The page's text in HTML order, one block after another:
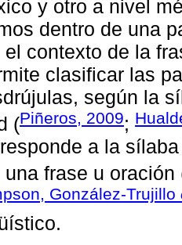
y otro a nivel
dentro de una
el contexto de la
clasificar las
según la
(Piñeros, 2009;
a la
una frase u oración
González-Trujillo